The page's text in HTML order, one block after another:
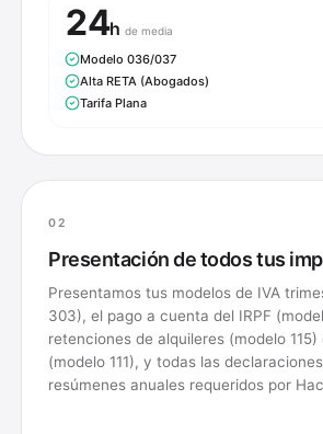
24h de media
Modelo 036/037
Alta RETA (Abogados)
Tarifa Plana
02
Presentación de todos tus
Presentamos tus modelos de IVA
303), el pago a cuenta del IRPF
retenciones de alquileres (modelo
(modelo 111), y todas las
resúmenes anuales requeridos por